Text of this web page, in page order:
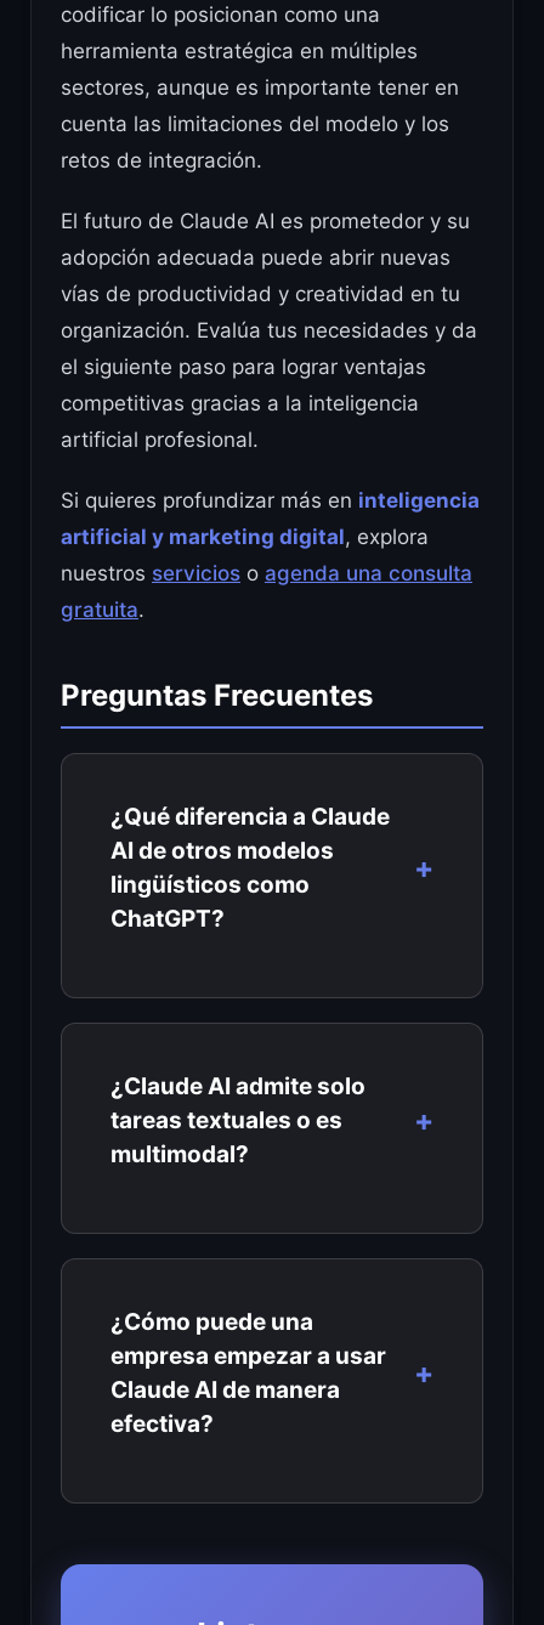
codificar lo posicionan como una
herramienta estratégica en múltiples
sectores, aunque es importante tener en
cuenta las limitaciones del modelo y los
retos de integración.
El futuro de Claude AI es prometedor y su
adopción adecuada puede abrir nuevas
vías de productividad y creatividad en tu
organización. Evalúa tus necesidades y da
el siguiente paso para lograr ventajas
competitivas gracias a la inteligencia
artificial profesional.
Si quieres profundizar más en inteligencia
artificial y marketing digital, explora
nuestros servicios o agenda una consulta
gratuita.
Preguntas Frecuentes
¿Qué diferencia a Claude
AI de otros modelos
lingüísticos como
ChatGPT?
¿Claude AI admite solo
tareas textuales o es
multimodal?
¿Cómo puede una
empresa empezar a usar
Claude AI de manera
efectiva?